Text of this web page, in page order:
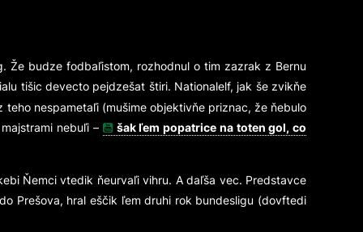
Že budze fodbaľistom, rozhodnul o tim zazrak z Bernu
tišic devecto pejdzešat štiri. Nationalelf, jak še zvikňe
nespametaľi (mušime objektivňe priznac, že ňebulo
nebuľi –
šak ľem popatrice na toten gol, co
Ňemci vtedik ňeurvaľi vihru. A daľša vec. Predstavce
Prešova, hral eščik ľem druhi rok bundesligu (dovftedi